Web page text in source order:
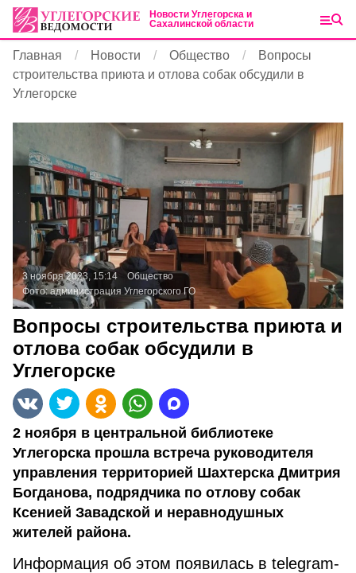
Новости Углегорска и
Сахалинской области
Главная Новости Общество
Вопросы
строительства приюта и отлова собак обсудили в
Углегорске
3 ноября 2023, 15:14
Общество
Фото:администрация Углегорского ГО
Вопросы строительства приюта и
отлова собак обсудили в
Углегорске
2 ноября в центральной библиотеке
Углегорска прошла встреча руководителя
управления территорией Шахтерска Дмитрия
Богданова, подрядчика по отлову собак
Ксенией Завадской и неравнодушных
жителей района.
Информация об этом появилась в telegram-